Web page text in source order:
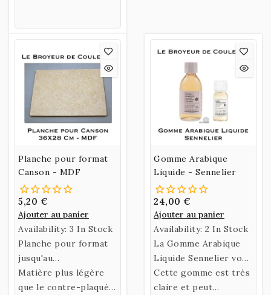
Planche pour format
Canson - MDF
5,20 €
Ajouter au panier
Availability: 3 In Stock
Planche pour format
jusqu'au
Canson en MDF.
Matière plus légère
que le contre-plaqué
Gomme Arabique
Liquide - Sennelier
24,00 €
Ajouter au panier
Availability: 2 In Stock
La Gomme Arabique
Liquide Sennelier vous
permettra de
fabriquer votre
Cette gomme est très
claire et peut